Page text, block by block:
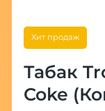
Хит продаж
Табак
Coke